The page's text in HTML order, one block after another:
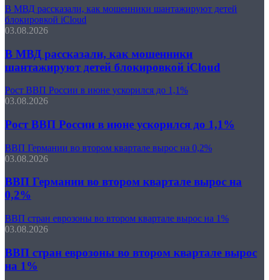
В МВД рассказали, как мошенники шантажируют детей
блокировкой iCloud
03.08.2026
В МВД рассказали, как мошенники
шантажируют детей блокировкой iCloud
Рост ВВП России в июне ускорился до 1,1%
03.08.2026
Рост ВВП России в июне ускорился до 1,1%
ВВП Германии во втором квартале вырос на 0,2%
03.08.2026
ВВП Германии во втором квартале вырос на
0,2%
ВВП стран еврозоны во втором квартале вырос на 1%
03.08.2026
ВВП стран еврозоны во втором квартале вырос
на 1%